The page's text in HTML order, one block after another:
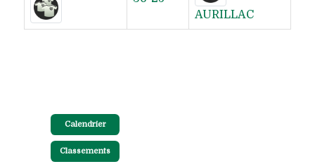
AURILLAC
Calendrier
Classements